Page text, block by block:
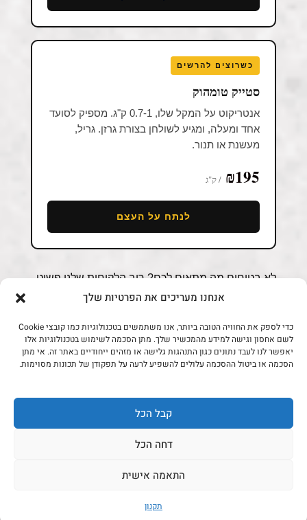
אנחנו מעריכים את הפרטיות שלך
כדי לספק את החוויה הטובה ביותר, אנו משתמשים בטכנולוגיות כמו קובצי Cookie
לשם אחסון וגישה למידע מהמכשיר שלך. מתן הסכמה לשימוש בטכנולוגיות אלו
יאפשר לנו לעבד נתונים כגון התנהגות גלישה או מזהים ייחודיים באתר זה. אי מתן
הסכמה או ביטול ההסכמה עלולים להשפיע לרעה על תפקודן של תכונות מסוימות.
קבל הכל
דחה הכל
התאמה אישית
תקנון
כשרוצים להרשים
סטייק טומהוק
אנטריקוט על המקל שלו, 0.7-1 ק"ג. מספיק לסועד
אחד ומעלה, ומגיע לשולחן בצורת גרזן. גריל,
מעשנת או תנור.
₪195 / ק"ג
לנתח על העצם
לא בטוחים מה מתאים לכם? רוב הלקוחות שלנו פשוט
כותבים לנו בוואטסאפ להזמנותמה הם מתכננים
והחיתוך.
בחמאת שום ורוזמרין
מתכון · לשני סועדים
סטייק נברסקה במחבת ברזל · 12 דקות